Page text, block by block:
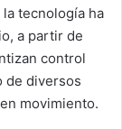
tecnología ha
a partir de
control
de diversos
movimiento.